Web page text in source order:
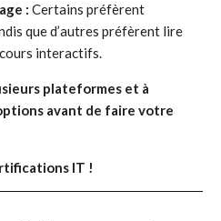
: Certains préfèrent
que d’autres préfèrent lire
interactifs.
plateformes et à
avant de faire votre
IT !